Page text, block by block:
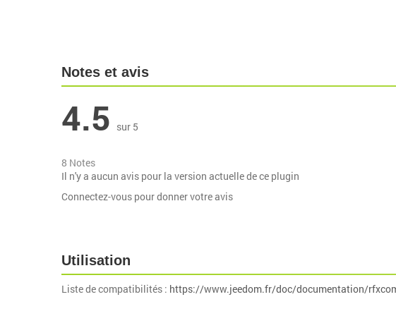
Notes et avis
4.5 sur 5
8 Notes
Il n'y a aucun avis pour la version actuelle de ce plugin
Connectez-vous pour donner votre avis
Utilisation
Liste de compatibilités : https://www.jeedom.fr/doc/documentation/